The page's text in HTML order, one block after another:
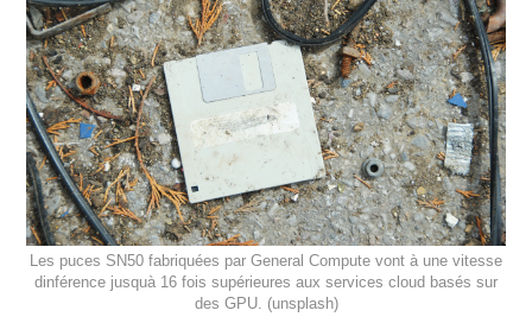
Les puces SN50 fabriquées par General Compute vont à une vitesse
dinférence jusquà 16 fois supérieures aux services cloud basés sur
des GPU. (unsplash)